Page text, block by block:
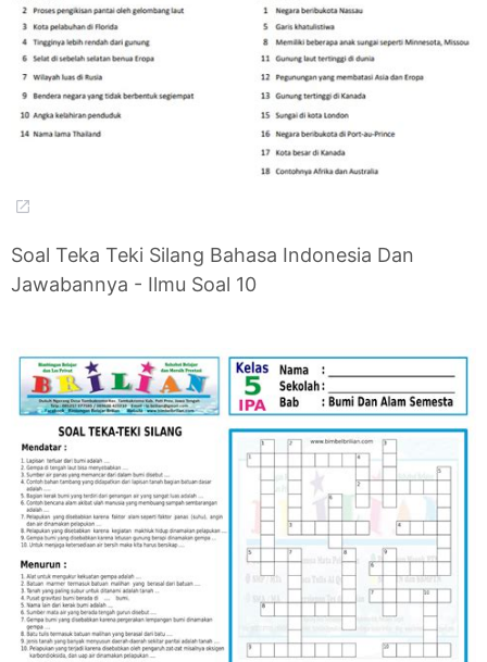
Soal Teka Teki Silang Bahasa Indonesia Dan
Jawabannya - Ilmu Soal 10